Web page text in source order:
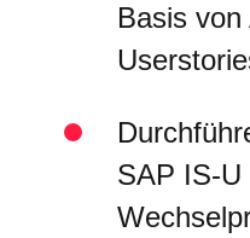
Basis
SAP IS-